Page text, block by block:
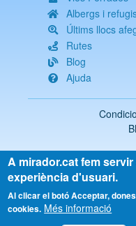
Albergs i
Últims llocs
Rutes
Blog
Ajuda
2018-
Tots
A mirador.cat fem
experiència d'usuari.
Al clicar el botó Acceptar,
cookies. Més informació